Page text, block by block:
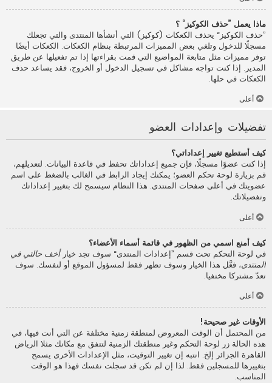
ماذا يعمل ”حذف الكوكيز“ ؟
”حذف الكوكيز“ يحذف الكعكات (كوكيز) التي أنشأها المنتدى والتي تجعلك
مسجلًا للدخول وتلغي بعض المميزات المرتبطة بنظام الكعكات. الكعكات أيضًا
توفر مميزات مثل متابعة المواضيع التي قمت بقراءتها إذا تم تفعيلها عن طريق
المدير. إذا كنت تواجه مشاكل في تسجيل الدخول أو الخروج، فقد يساعد حذف
الكعكات في حلها.
أعلى
تفضيلات وإعدادات العضو
كيف أستطيع تغيير إعداداتي؟
إذا كنت عضوًا مسجلًا، فإن جميع إعداداتك تحفظ في قاعدة البيانات. لتعديلهم،
قم بزيارة لوحة تحكم العضو؛ يمكنك إيجاد الرابط في الغالب بالضغط على اسم
عضويتك في أعلى صفحات المنتدى. هذا النظام سيسمح لك بتغيير إعداداتك
وتفضيلاتك.
أعلى
كيف أمنع اسمي من الظهور في قائمة أسماء الأعضاء؟
في لوحة التحكم تحت قسم ”إعدادات المنتدى“ سوف تجد خيارأخف حالتي في
المنتدى، فعَّل هذا الخيار وسوف تظهر فقط لمسؤول الموقع أو لنفسك. سوف
تعدّ مشتركا مختفيا.
أعلى
الأوقات غير صحيحة!
من المحتمل أن الوقت المعروض لمنطقة زمنية مختلفة عن التي أنت فيها، في
هذه الحالة زر لوحة التحكم وغير منطقتك الزمنية لتتفق مع مكانك مثلا الرياض
القاهرة الجزائر إلخ. انتبه إن تغيير التوقيت، مثل الإعدادات الأخرى يسمح
بتغييرها للمسجلين فقط. لذا إن لم تكن قد سجلت نفسك فهذا هو الوقت
المناسب.